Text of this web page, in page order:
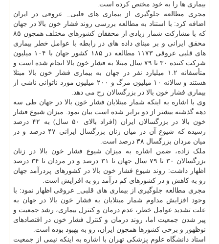
بیماری ها را به خود مختص کرده است.
مجری مطالعه جلوگیری از بیماری های قلبی_ عروقی در ایران
اضافه کرد: با استناد به مطالعه بررسی روند فشار خون بالا در جهان
که با مشارکت شمار زیادی از محققان کشورهای مختلف همچون ۸۵
محقق ایرانی و بر مبنای داده های در رابطه با عوامل خطر بیماری
های قلبی عروقی ۱۱۷۳ مطالعه در ۱۸۵ کشور جهان با ۱۰۴ میلیون
شرکت کننده ۳۰ تا ۷۹ سال مبتلا به فشار خون بالا انجام شده است و
متأسفانه ۱.۲ میلیارد نفر در جهان به بیماری فشار خون بالا مبتلا
هستند و سالانه ۱۰ میلیون مرگ و ۲۰۰ میلیون مورد ناتوانی ناشی از
بیماری فشار خون بالا در بزرگسالان رخ می دهد.
وی با اشاره به اینکه شمار مبتلایان فشار خون بالا در جهان طی سه
دهه گذشته بیشتر از دو برابر شده است بیان نمود: میزان شیوع فشار
خون بالا در بزرگسالان ایران (افراد بالای ۵۰ سال) به ۴۲ درصد
رسیده که شیوع آن در میان زنان بزرگسال ایرانی ۴۷ درصد و در
میان مردان بزرگسال ۳۸ درصد است.
ملک زاده، ضمن اشاره به میزان شیوع فشار خون بالا در زنان
بزرگسالان ۳۰ تا ۷۹ سال جهان تا ۳۱ درصد و در مردان تا ۳۴ درصد
اظهار داشت: روند شیوع فشار خون بالا در کشورهای پردرآمد جهان
رو به کاهش و در کشورهای کم درآمد رو به افزایش است.
مجری مطالعه جلوگیری از بیماری های قلبی_ عروقی اظهار نمود: با
وجود افزایش مداوم شمار مبتلایان به فشار خون بالا در جهان به
علت تشدید عوامل خطر، عدم درمان و کنترل بیماری، رشد جمعیت و
پیر شدن جمعیت اما، روند درمان و کنترل فشار خون در اقتصادهای
نوظهور و برخی کشورها همچون ایران، رو به بهبود بوده است.
استاد دانشگاه علوم پزشکی تهران با اشاره به اینکه نیمی از جمعیت